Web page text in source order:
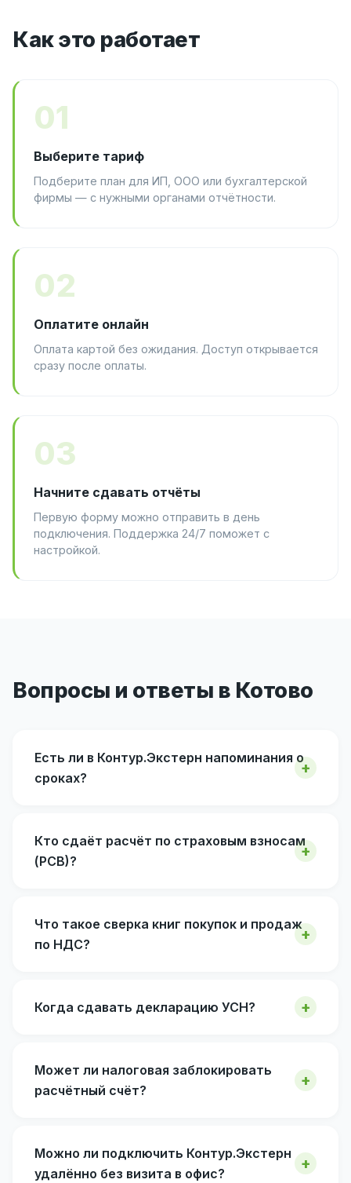
Как это работает
01
Выберите тариф
Подберите план для ИП, ООО или бухгалтерской
фирмы — с нужными органами отчётности.
02
Оплатите онлайн
Оплата картой без ожидания. Доступ открывается
сразу после оплаты.
03
Начните сдавать отчёты
Первую форму можно отправить в день
подключения. Поддержка 24/7 поможет с
настройкой.
Вопросы и ответы в Котово
Есть ли в Контур.Экстерн напоминания о
сроках?
Кто сдаёт расчёт по страховым взносам
(РСВ)?
Что такое сверка книг покупок и продаж
по НДС?
Когда сдавать декларацию УСН?
Может ли налоговая заблокировать
расчётный счёт?
Можно ли подключить Контур.Экстерн
удалённо без визита в офис?